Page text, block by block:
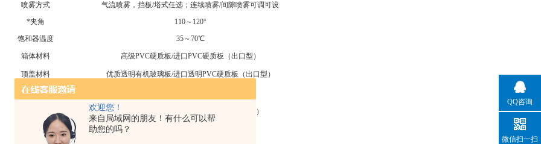
欢迎您！
来自局域网的朋友！有什么可以帮
助您的吗？
喷雾方式
气流喷雾，挡板/塔式任选；连续喷雾/间隙喷雾可调可设
*夹角
110～120°
饱和器温度
35～70℃
箱体材料 高级PVC硬质板/进口PVC硬质板（出口型）
顶盖材料 优质透明有机玻璃板/进口透明PVC硬质板（出口型）
加热器
国产高精度数显温控仪/日本“富士”（出口型）
传感器
QQ咨询
微信扫一扫